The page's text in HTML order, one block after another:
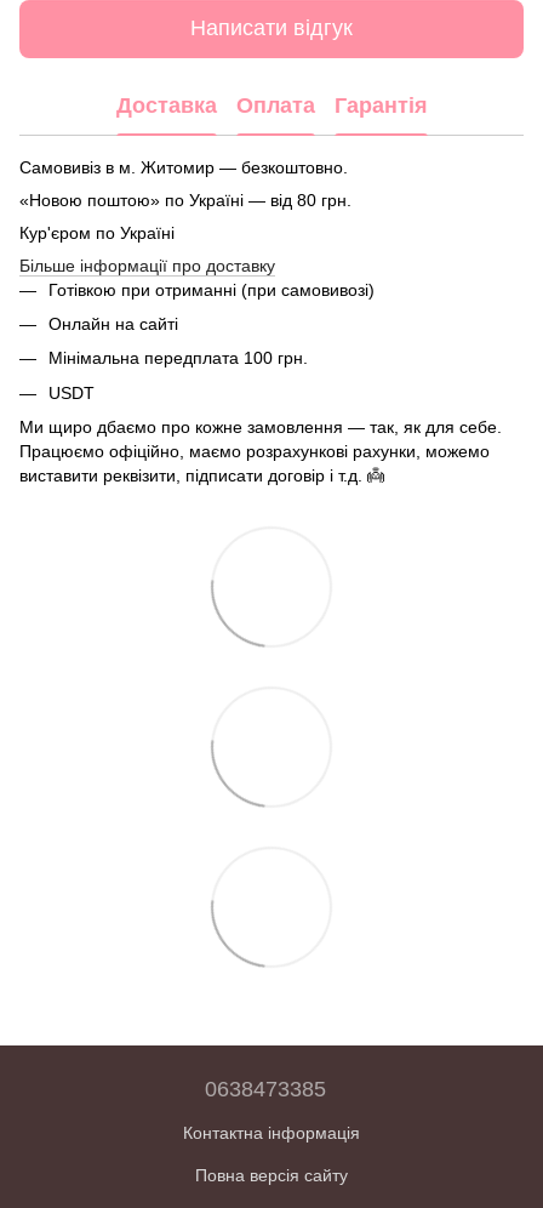
Написати відгук
Доставка Оплата Гарантія
Самовивіз в м. Житомир — безкоштовно.
«Новою поштою» по Україні — від 80 грн.
Кур'єром по Україні
Більше інформації про доставку
Готівкою при отриманні (при самовивозі)
Онлайн на сайті
Мінімальна передплата 100 грн.
USDT
Ми щиро дбаємо про кожне замовлення — так, як для себе.
Працюємо офіційно, маємо розрахункові рахунки, можемо
виставити реквізити, підписати договір і т.д. 👼
0638473385
Контактна інформація
Повна версія сайту